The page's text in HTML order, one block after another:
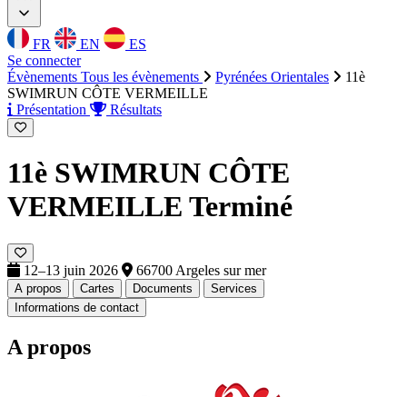
FR EN
ES
Se connecter
Évènements Tous les évènements Pyrénées Orientales
11è
SWIMRUN CÔTE VERMEILLE
Présentation
Résultats
11è SWIMRUN CÔTE
VERMEILLE Terminé
12–13 juin 2026 66700 Argeles sur mer
A propos Cartes Documents
Services
Informations de contact
A propos